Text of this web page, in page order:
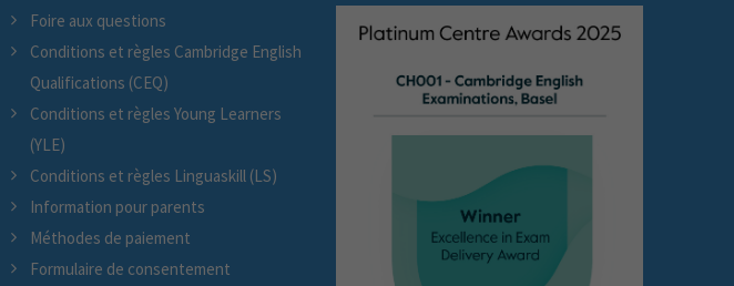
Foire aux questions
Conditions et règles Cambridge English
Qualifications (CEQ)
Conditions et règles Young Learners
(YLE)
Conditions et règles Linguaskill (LS)
Information pour parents
Méthodes de paiement
Formulaire de consentement